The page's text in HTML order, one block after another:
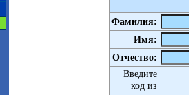
Фамилия:
Имя:
Отчество:
Введите
код из